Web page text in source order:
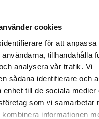
cookies
för att anpassa
tillhandahålla
analysera vår trafik. Vi
sådana identifierare och
enhet till de sociala medier
som vi samarbetar
informationen
7d 1m 3m 1å 5å